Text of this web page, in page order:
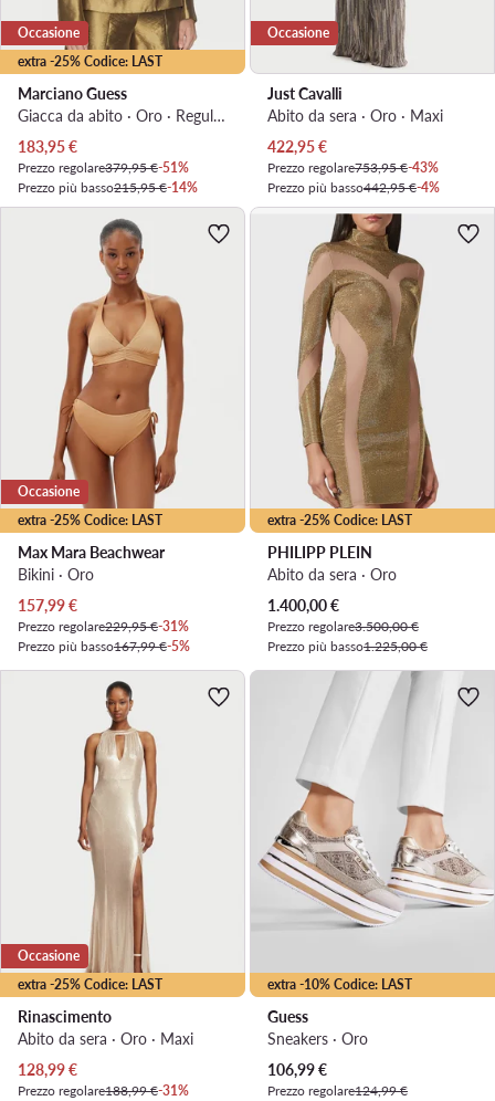
extra -25% Codice: LAST
Occasione
Marciano Guess
Giacca da abito · Oro · Regular Fit
Prezzo attuale
183,95€
Prezzo regolare379,95 €-51%
Prezzo più basso215,95 €-14%
Occasione
Just Cavalli
Abito da sera · Oro · Maxi
Prezzo attuale
422,95€
Prezzo regolare753,95 €-43%
Prezzo più basso442,95 €-4%
extra -25% Codice: LAST
Occasione
Max Mara Beachwear
Bikini · Oro
Prezzo attuale
157,99€
Prezzo regolare229,95 €-31%
Prezzo più basso167,99 €-5%
extra -25% Codice: LAST
PHILIPP PLEIN
Abito da sera · Oro
Prezzo attuale
1.400,00€
Prezzo regolare3.500,00 €
Prezzo più basso1.225,00 €
extra -25% Codice: LAST
Occasione
Rinascimento
Abito da sera · Oro · Maxi
Prezzo attuale
128,99€
Prezzo regolare188,99 €-31%
extra -10% Codice: LAST
Guess
Sneakers · Oro
Prezzo attuale
106,99€
Prezzo regolare124,99 €